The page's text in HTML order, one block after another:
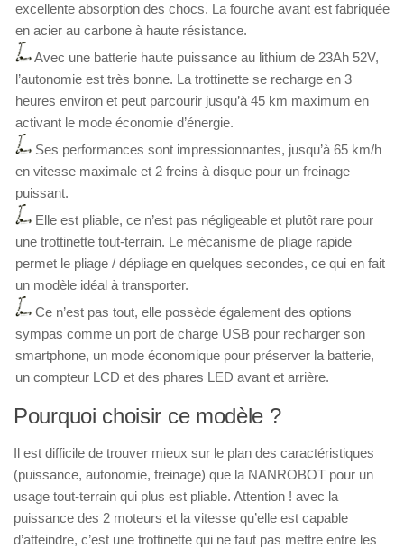
excellente absorption des chocs. La fourche avant est fabriquée
en acier au carbone à haute résistance.
Avec une batterie haute puissance au lithium de 23Ah 52V,
l’autonomie est très bonne. La trottinette se recharge en 3
heures environ et peut parcourir jusqu’à 45 km maximum en
activant le mode économie d’énergie.
Ses performances sont impressionnantes, jusqu’à 65 km/h
en vitesse maximale et 2 freins à disque pour un freinage
puissant.
Elle est pliable, ce n’est pas négligeable et plutôt rare pour
une trottinette tout-terrain. Le mécanisme de pliage rapide
permet le pliage / dépliage en quelques secondes, ce qui en fait
un modèle idéal à transporter.
Ce n’est pas tout, elle possède également des options
sympas comme un port de charge USB pour recharger son
smartphone, un mode économique pour préserver la batterie,
un compteur LCD et des phares LED avant et arrière.
Pourquoi choisir ce modèle ?
Il est difficile de trouver mieux sur le plan des caractéristiques
(puissance, autonomie, freinage) que la NANROBOT pour un
usage tout-terrain qui plus est pliable. Attention ! avec la
puissance des 2 moteurs et la vitesse qu’elle est capable
d’atteindre, c’est une trottinette qui ne faut pas mettre entre les